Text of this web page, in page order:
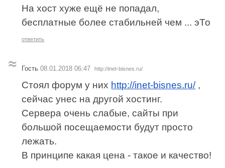
На хост хуже ещё не попадал,
бесплатные более стабильней чем ... эТо
ответить
Гость 08.01.2018 06:47 http://inet-bisnes.ru/
Стоял форум у них http://inet-bisnes.ru/,
сейчас унес на другой хостинг.
Сервера очень слабые, сайты при
большой посещаемости будут просто
лежать.
В принципе какая цена - такое и качество!